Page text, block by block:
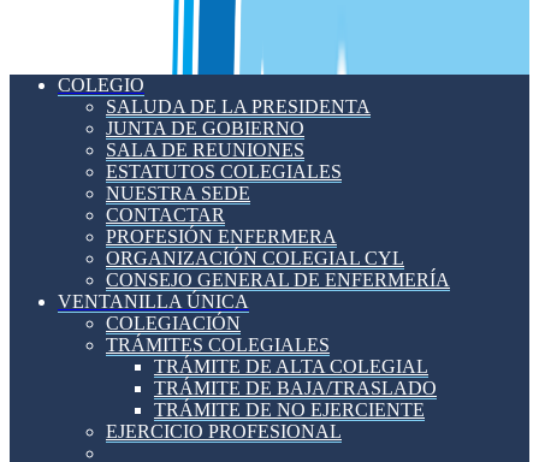
COLEGIO
SALUDA DE LA PRESIDENTA
JUNTA DE GOBIERNO
SALA DE REUNIONES
ESTATUTOS COLEGIALES
NUESTRA SEDE
CONTACTAR
PROFESIÓN ENFERMERA
ORGANIZACIÓN COLEGIAL CYL
CONSEJO GENERAL DE ENFERMERÍA
VENTANILLA ÚNICA
COLEGIACIÓN
TRÁMITES COLEGIALES
TRÁMITE DE ALTA COLEGIAL
TRÁMITE DE BAJA/TRASLADO
TRÁMITE DE NO EJERCIENTE
EJERCICIO PROFESIONAL